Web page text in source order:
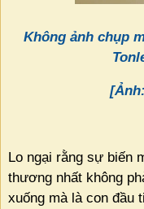
Không ảnh chụp
Lo ngại rằng sự biến
thương nhất không
xuống mà là con đầu